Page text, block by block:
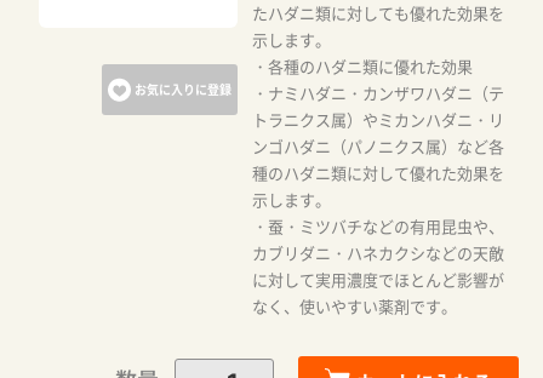
お気に入りに登録
たハダニ類に対しても優れた効果を
示します。
・各種のハダニ類に優れた効果
・ナミハダニ・カンザワハダニ（テ
トラニクス属）やミカンハダニ・リ
ンゴハダニ（パノニクス属）など各
種のハダニ類に対して優れた効果を
示します。
・蚕・ミツバチなどの有用昆虫や、
カブリダニ・ハネカクシなどの天敵
に対して実用濃度でほとんど影響が
なく、使いやすい薬剤です。